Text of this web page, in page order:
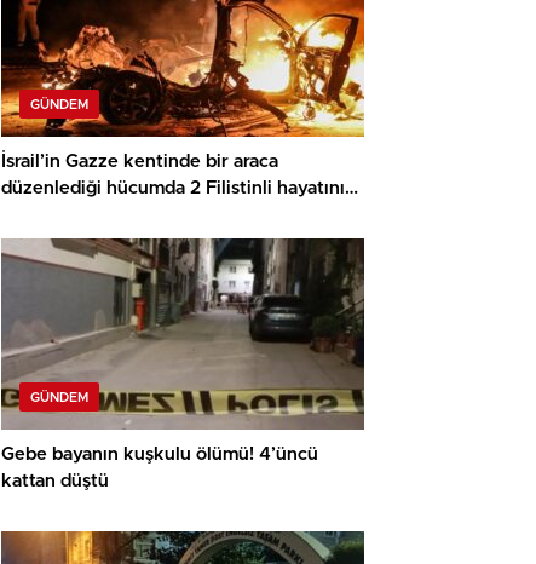
GÜNDEM
İsrail’in Gazze kentinde bir araca
düzenlediği hücumda 2 Filistinli hayatını
GÜNDEM
Gebe bayanın kuşkulu ölümü! 4’üncü
kattan düştü